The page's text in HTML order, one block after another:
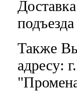
Также
адресу: